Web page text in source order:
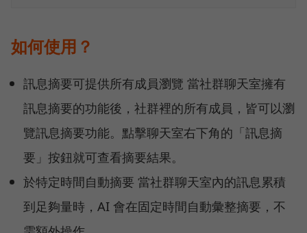
如何使用？
訊息摘要可提供所有成員瀏覽 當社群聊天室擁有
訊息摘要的功能後，社群裡的所有成員，皆可以瀏
覽訊息摘要功能。點擊聊天室右下角的「訊息摘
要」按鈕就可查看摘要結果。
於特定時間自動摘要 當社群聊天室內的訊息累積
到足夠量時，AI 會在固定時間自動彙整摘要，不